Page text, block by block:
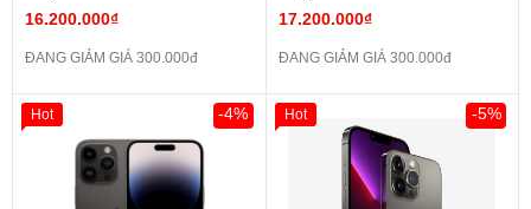
16.200.000₫
ĐANG GIẢM GIÁ 300.000đ
17.200.000₫
ĐANG GIẢM GIÁ 300.000đ
-4%
Hot -5%
Hot